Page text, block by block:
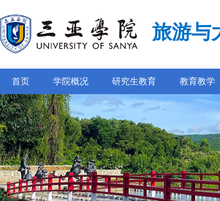
旅游与
首页 学院概况 研究生教育 教育教学